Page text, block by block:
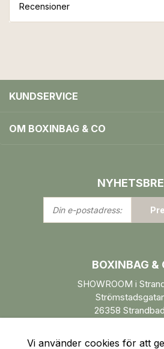
Recensioner
KUNDSERVICE
OM BOXINBAG & CO
Din
e-
BOXINBAG &
SHOWROOM i
26358
Vi använder cookies för att